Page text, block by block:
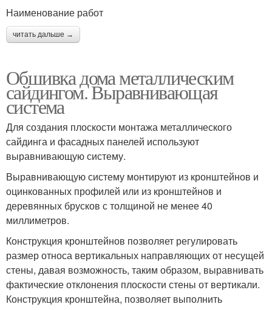
Наименование работ
читать дальше →
Обшивка дома металлическим
сайдингом. Выравнивающая
система
Для создания плоскости монтажа металлического
сайдинга и фасадных панелей используют
выравнивающую систему.
Выравнивающую систему монтируют из кронштейнов и
оцинкованных профилей или из кронштейнов и
деревянных брусков с толщиной не менее 40
миллиметров.
Конструкция кронштейнов позволяет регулировать
размер относа вертикальных направляющих от несущей
стены, давая возможность, таким образом, выравнивать
фактические отклонения плоскости стены от вертикали.
Конструкция кронштейна, позволяет выполнить